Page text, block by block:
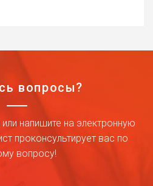
вопросы?
напишите на электронную
проконсультирует вас по
вопросу!